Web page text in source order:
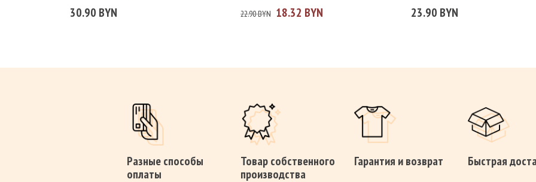
30.90 BYN 22.90 BYN 18.32 BYN 23.90 BYN
Разные способы
оплаты
Товар собственного
производства
Гарантия и возврат Быстрая